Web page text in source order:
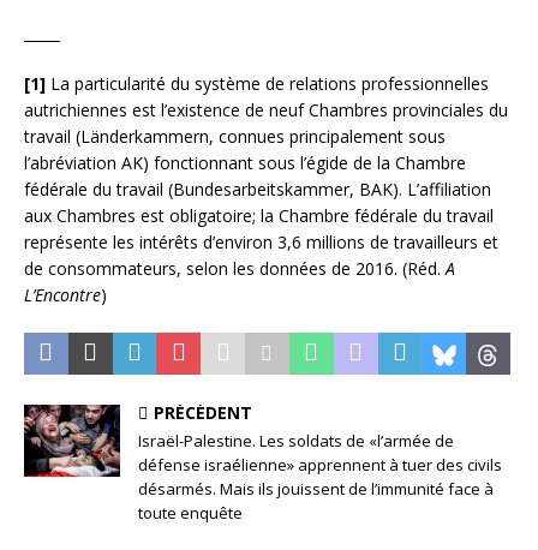
[1] La particularité du système de relations professionnelles
autrichiennes est l’existence de neuf Chambres provinciales du
travail (Länderkammern, connues principalement sous
l’abréviation AK) fonctionnant sous l’égide de la Chambre
fédérale du travail (Bundesarbeitskammer, BAK). L’affiliation
aux Chambres est obligatoire; la Chambre fédérale du travail
représente les intérêts d’environ 3,6 millions de travailleurs et
de consommateurs, selon les données de 2016. (Réd.A
L’Encontre)
PRÉCÉDENT
Israël-Palestine. Les soldats de «l’armée de
défense israélienne» apprennent à tuer des civils
désarmés. Mais ils jouissent de l’immunité face à
toute enquête